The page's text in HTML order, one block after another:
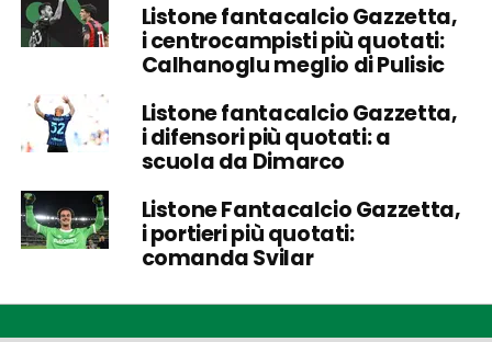
Listone fantacalcio Gazzetta,
i centrocampisti più quotati:
Calhanoglu meglio di Pulisic
Listone fantacalcio Gazzetta,
i difensori più quotati: a
scuola da Dimarco
Listone Fantacalcio Gazzetta,
i portieri più quotati:
comanda Svilar